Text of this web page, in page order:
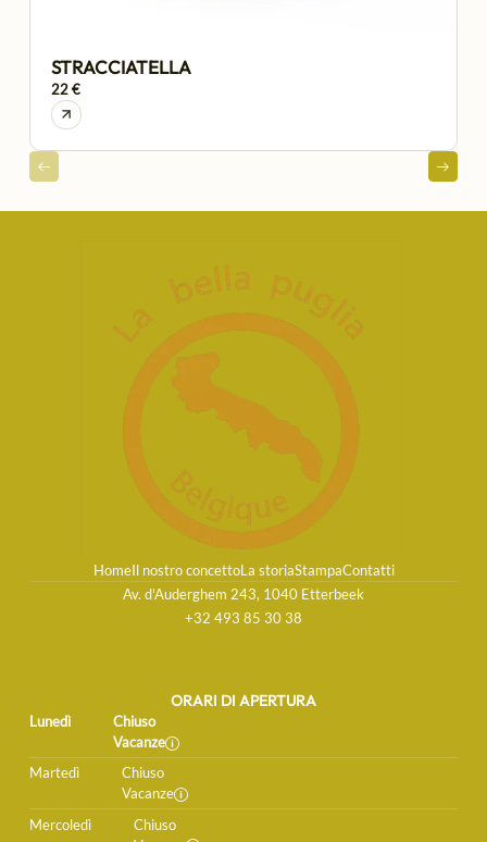
STRACCIATELLA
22 €
HomeIl nostro concettoLa storiaStampaContatti
Av. d'Auderghem 243, 1040 Etterbeek
+32 493 85 30 38
ORARI DI APERTURA
Lunedì Chiuso
Vacanze
Martedì Chiuso
Vacanze
Mercoledì Chiuso